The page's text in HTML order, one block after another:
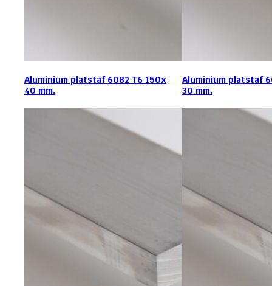
Aluminium platstaf 6082 T6 150x
40 mm.
Aluminium platstaf
30 mm.